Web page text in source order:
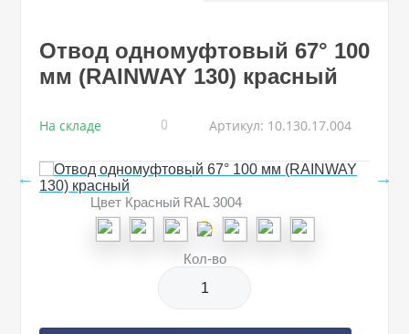
Отвод одномуфтовый 67° 100
мм (RAINWAY 130) красный
На складе 0 Артикул: 10.130.17.004
Цвет Красный RAL 3004
Кол-во